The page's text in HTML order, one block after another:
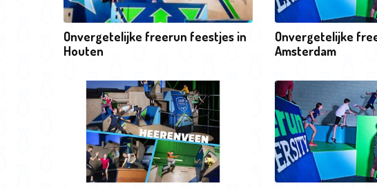
Onvergetelijke freerun feestjes in
Houten
Onvergetelijke
Amsterdam